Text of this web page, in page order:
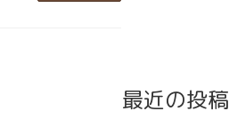
最近の投稿